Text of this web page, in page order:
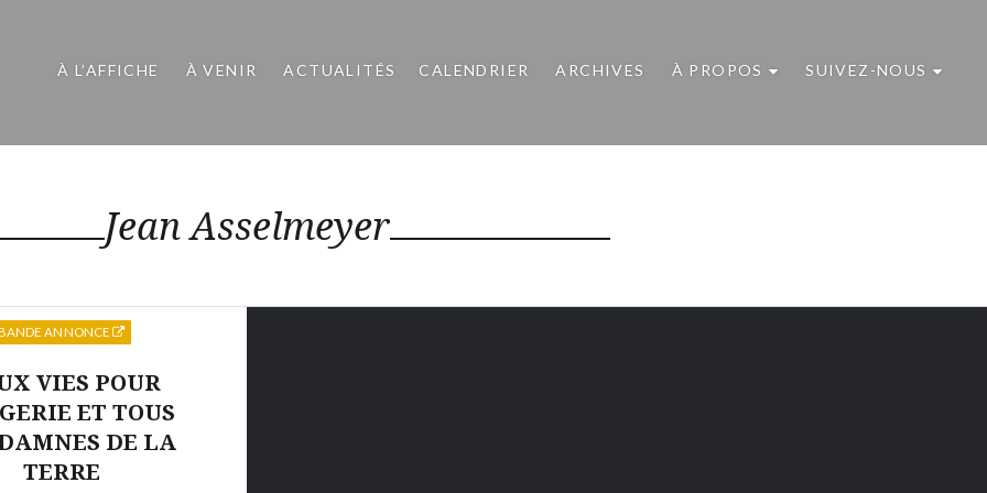
À L’AFFICHE À VENIR ACTUALITÉS CALENDRIER ARCHIVES À PROPOS SUIVEZ-NOUS
Jean Asselmeyer
VIES POUR
ET TOUS
DE LA
TERRE
ANNONCE